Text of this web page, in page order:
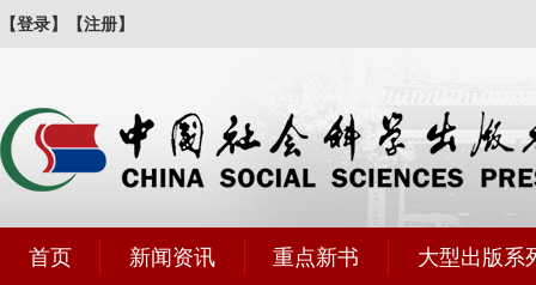
【登录】 【注册】
首页 新闻资讯 重点新书 大型出版系